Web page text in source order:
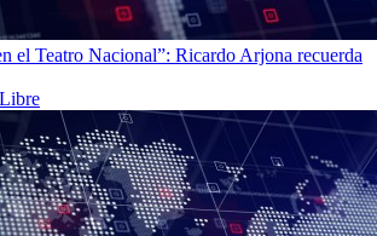
el Teatro Nacional”: Ricardo Arjona recuerda